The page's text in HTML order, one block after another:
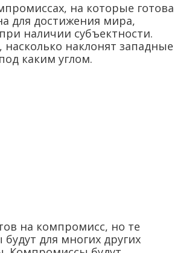
на которые готова
для достижения мира,
наличии субъектности.
наклонят западные
каким углом.
на компромисс, но те
для многих других